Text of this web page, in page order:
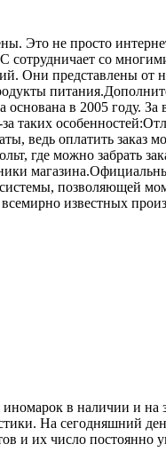
не просто
сотрудничает со
Они представлены от
в 2005 году. За
таких
ведь оплатить
где можно забрать
позволяющей
известных
иномарок в наличии
На сегодняшний
и их число постоянно